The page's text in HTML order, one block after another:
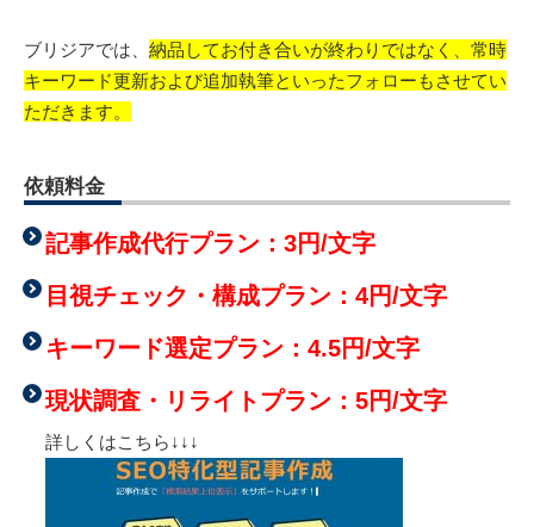
ブリジアでは、 納品してお付き合いが終わりではなく、常時
キーワード更新および追加執筆といったフォローもさせてい
ただきます。
依頼料金
記事作成代行プラン：3円/文字
目視チェック・構成プラン：4円/文字
キーワード選定プラン：4.5円/文字
現状調査・リライトプラン：5円/文字
詳しくはこちら↓↓↓